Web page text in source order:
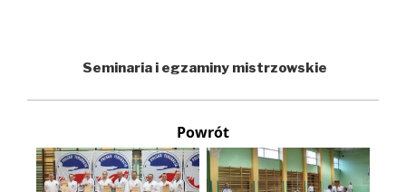
Seminaria i egzaminy mistrzowskie
Powrót